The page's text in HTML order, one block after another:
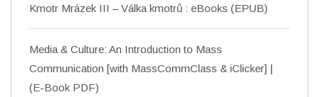
Kmotr Mrázek III – Válka kmotrů : eBooks (EPUB)
Media & Culture: An Introduction to Mass
Communication [with MassCommClass & iClicker] |
(E-Book PDF)